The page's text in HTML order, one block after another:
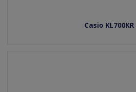
Casio KL700KR